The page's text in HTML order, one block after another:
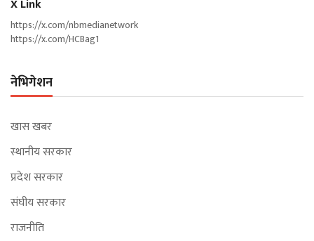
X Link
https://x.com/nbmedianetwork
https://x.com/HCBag1
नेभिगेशन
खास खबर
स्थानीय सरकार
प्रदेश सरकार
संघीय सरकार
राजनीति